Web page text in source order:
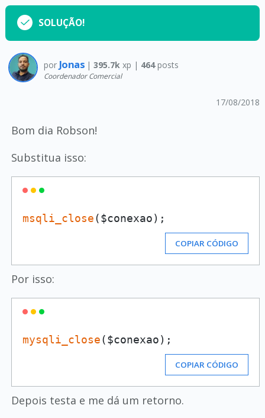
SOLUÇÃO!
por Jonas |395.7k xp | 464posts
Coordenador Comercial
17/08/2018
Bom dia Robson!
Substitua isso:
msqli_close
COPIAR CÓDIGO
Por isso:
mysqli_close($conexao);
COPIAR CÓDIGO
Depois testa e me dá um retorno.